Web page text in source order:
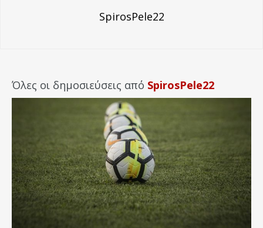
SpirosPele22
Όλες οι δημοσιεύσεις από SpirosPele22